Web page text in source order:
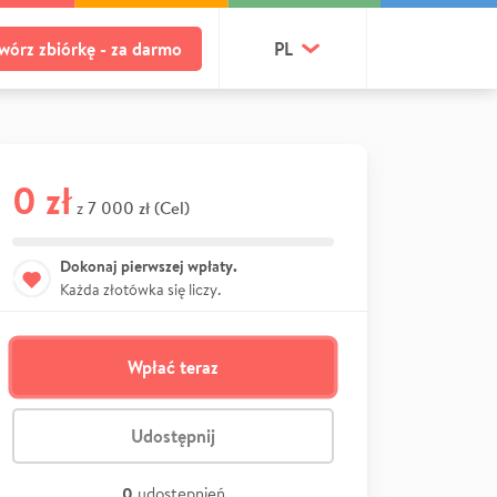
zbiórkę - za darmo PL
0 zł z 7 000 zł (Cel)
Dokonaj pierwszej wpłaty.
Każda złotówka się liczy.
Wpłać teraz
Udostępnij